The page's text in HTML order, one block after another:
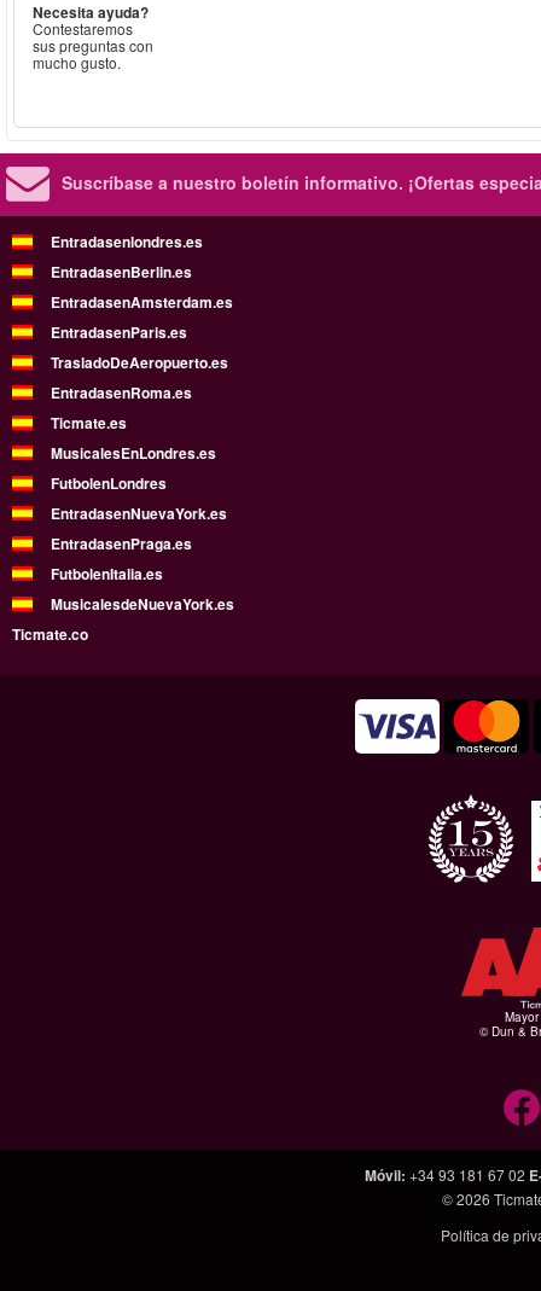
Necesita ayuda?
Contestaremos
sus preguntas con
mucho gusto.
Suscríbase a nuestro boletín informativo. ¡Ofertas
Entradasenlondres.es
EntradasenBerlin.es
EntradasenAmsterdam.es
EntradasenParis.es
TrasladoDeAeropuerto.es
EntradasenRoma.es
Ticmate.es
MusicalesEnLondres.es
FutbolenLondres
EntradasenNuevaYork.es
EntradasenPraga.es
FutbolenItalia.es
MusicalesdeNuevaYork.es
Ticmate.co
© Dun &
Móvil: +34 93 181 67 02
© 2026
Política de